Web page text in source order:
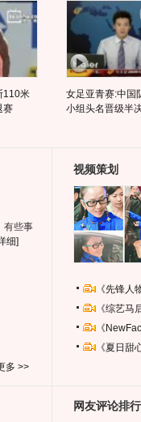
110米
赛
女足亚青赛:中国
小组头名晋级半
有些事
细]
多 >>
视频策划
《先锋
《综艺
《
《夏日
网友评论排行